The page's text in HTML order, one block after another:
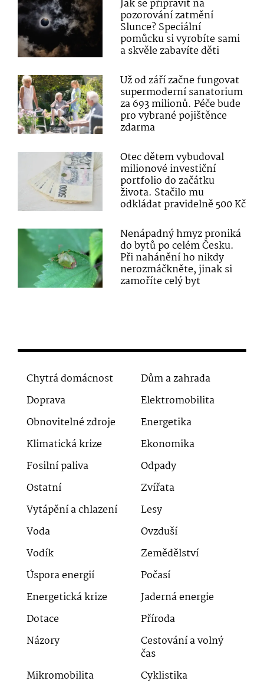
Jak se připravit na
pozorování zatmění
Slunce? Speciální
pomůcku si vyrobíte sami
a skvěle zabavíte děti
Už od září začne fungovat
supermoderní sanatorium
za 693 milionů. Péče bude
pro vybrané pojištěnce
zdarma
Otec dětem vybudoval
milionové investiční
portfolio do začátku
života. Stačilo mu
odkládat pravidelně 500 Kč
Nenápadný hmyz proniká
do bytů po celém Česku.
Při nahánění ho nikdy
nerozmáčkněte, jinak si
zamoříte celý byt
Chytrá domácnost
Dům a zahrada
Doprava
Elektromobilita
Obnovitelné zdroje
Energetika
Klimatická krize
Ekonomika
Fosilní paliva
Odpady
Ostatní
Zvířata
Vytápění a chlazení
Lesy
Voda
Ovzduší
Vodík
Zemědělství
Úspora energií
Počasí
Energetická krize
Jaderná energie
Dotace
Příroda
Názory
Cestování a volný
čas
Mikromobilita
Cyklistika